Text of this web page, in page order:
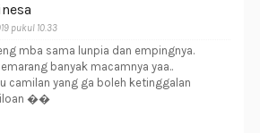
pukul 10.33
mba sama lunpia dan empingnya.
banyak macamnya yaa..
camilan yang ga boleh ketinggalan
��